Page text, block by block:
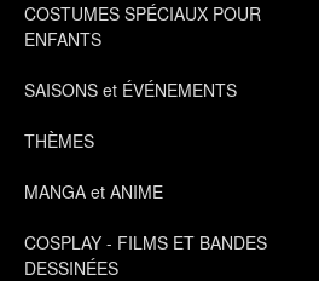
COSTUMES SPÉCIAUX POUR
ENFANTS
SAISONS et ÉVÉNEMENTS
THÈMES
MANGA et ANIME
COSPLAY - FILMS ET BANDES
DESSINÉES